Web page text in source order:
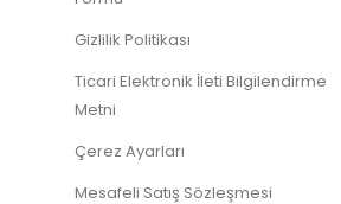
Gizlilik Politikası
Ticari Elektronik İleti Bilgilendirme
Metni
Çerez Ayarları
Mesafeli Satış Sözleşmesi